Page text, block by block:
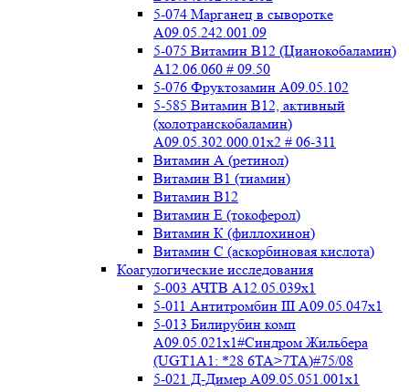
5-074 Марганец в сыворотке
A09.05.242.001.09
5-075 Витамин В12 (Цианокобаламин)
A12.06.060 # 09.50
5-076 Фруктозамин A09.05.102
5-585 Витамин B12, активный
(холотранскобаламин)
A09.05.302.000.01x2 # 06-311
Витамин А (ретинол)
Витамин В1 (тиамин)
Витамин В12
Витамин Е (токоферол)
Витамин К (филлохинон)
Витамин С (аскорбиновая кислота)
Коагулогические исследования
5-003 АЧТВ А12.05.039x1
5-011 Антитромбин III А09.05.047x1
5-013 Билирубин комп
A09.05.021x1#Синдром Жильбера
(UGT1A1: *28 6TA>7TA)#75/08
5-021 Д-Димер А09.05.051.001x1